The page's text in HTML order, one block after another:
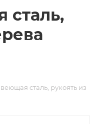
сталь,
сталь, рукоять из